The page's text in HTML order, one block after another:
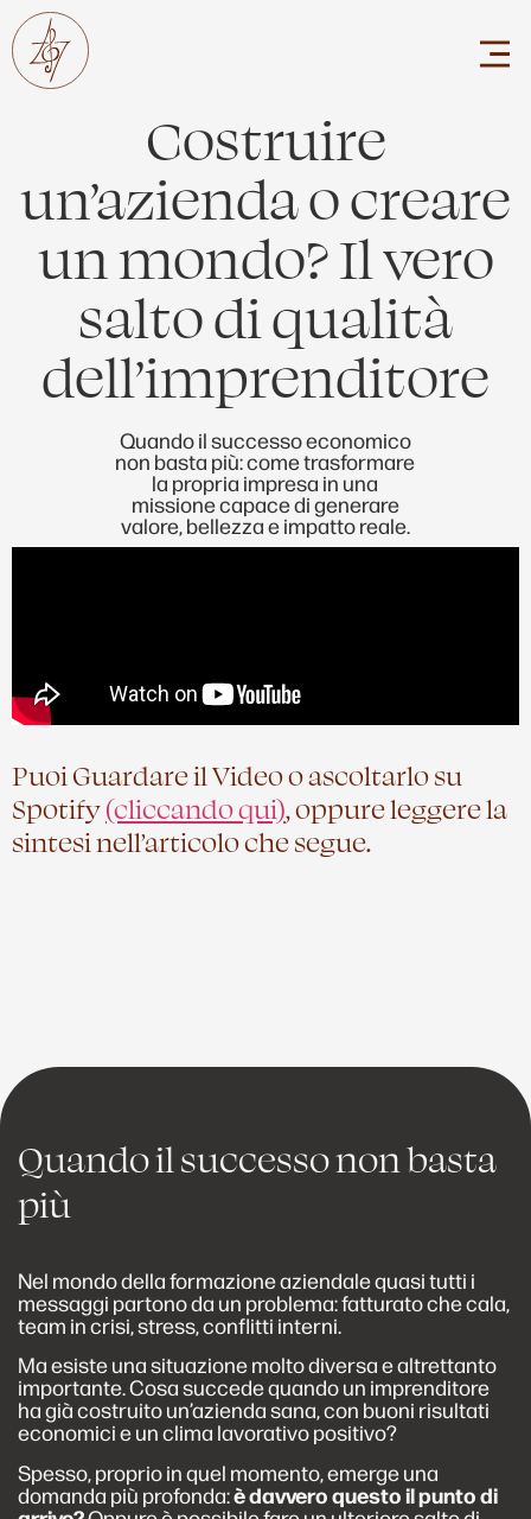
Costruire
un’azienda o creare
un mondo? Il vero
salto di qualità
dell’imprenditore
Quando il successo economico
non basta più: come trasformare
la propria impresa in una
missione capace di generare
valore, bellezza e impatto reale.
Puoi Guardare il Video o ascoltarlo su
Spotify(cliccando qui), oppure leggere la
sintesi nell’articolo che segue.
Quando il successo non basta
più
Nel mondo della formazione aziendale quasi tutti i
messaggi partono da un problema: fatturato che cala,
team in crisi, stress, conflitti interni.
Ma esiste una situazione molto diversa e altrettanto
importante. Cosa succede quando un imprenditore
ha già costruito un’azienda sana, con buoni risultati
economici e un clima lavorativo positivo?
Spesso, proprio in quel momento, emerge una
domanda più profonda:è davvero questo il punto di